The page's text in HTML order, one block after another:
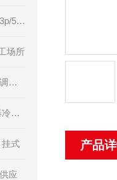
BGKT-12防爆空调有1.5p/2p/3p/5p电压220v/380v
场所
bkgr-72分体壁挂式3P防爆空调器IIC级粉尘防爆
BKGR-5匹 3匹 立式格力防爆冷暖型空调
挂式
应
产品